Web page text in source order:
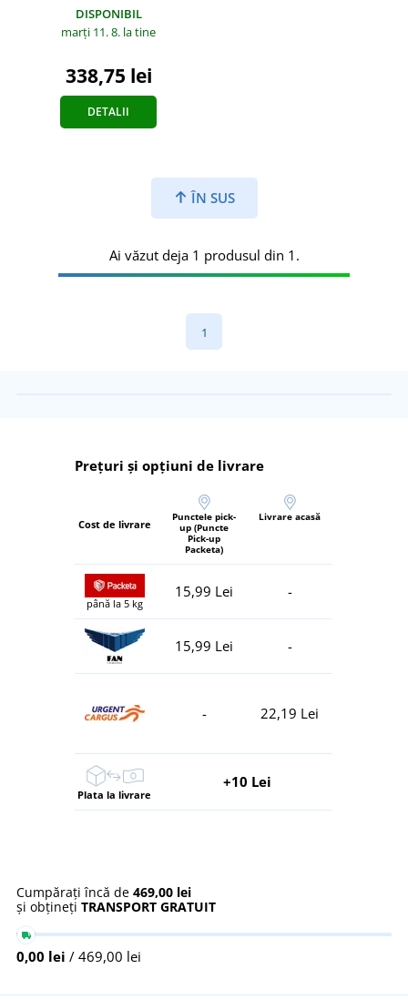
DISPONIBIL
marți 11. 8. la tine
338,75 lei
DETALII
ÎN SUS
Ai văzut deja 1 produsul din 1.
1
Prețuri și opțiuni de livrare
Cost de livrare
Punctele pick-
up (Puncte
Pick-up
Packeta)
Livrare acasă
până la 5 kg
15,99 Lei -
15,99 Lei -
- 22,19 Lei
Plata la livrare
+10 Lei
Cumpărați încă de 469,00 lei
și obțineți TRANSPORT GRATUIT
0,00 lei / 469,00 lei